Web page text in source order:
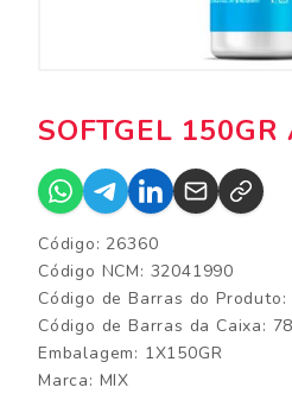
SOFTGEL
Código: 26360
Código NCM: 32041990
Código de Barras do
Código de Barras da Caixa:
Embalagem: 1X150GR
Marca: MIX